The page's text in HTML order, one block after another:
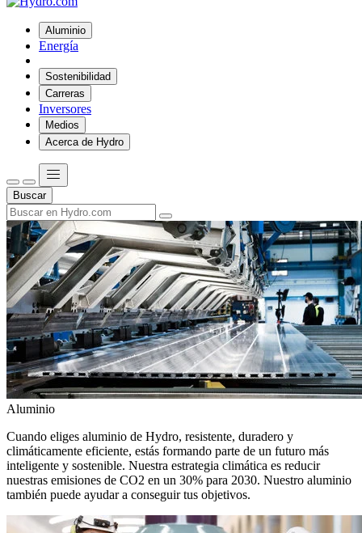
Aluminio
Energía
Sostenibilidad
Carreras
Inversores
Medios
Acerca de Hydro
Buscar
Aluminio
Cuando eliges aluminio de Hydro, resistente, duradero y
climáticamente eficiente, estás formando parte de un futuro más
inteligente y sostenible. Nuestra estrategia climática es reducir
nuestras emisiones de CO2 en un 30% para 2030. Nuestro aluminio
también puede ayudar a conseguir tus objetivos.